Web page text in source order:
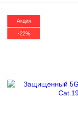
Акция
-22%